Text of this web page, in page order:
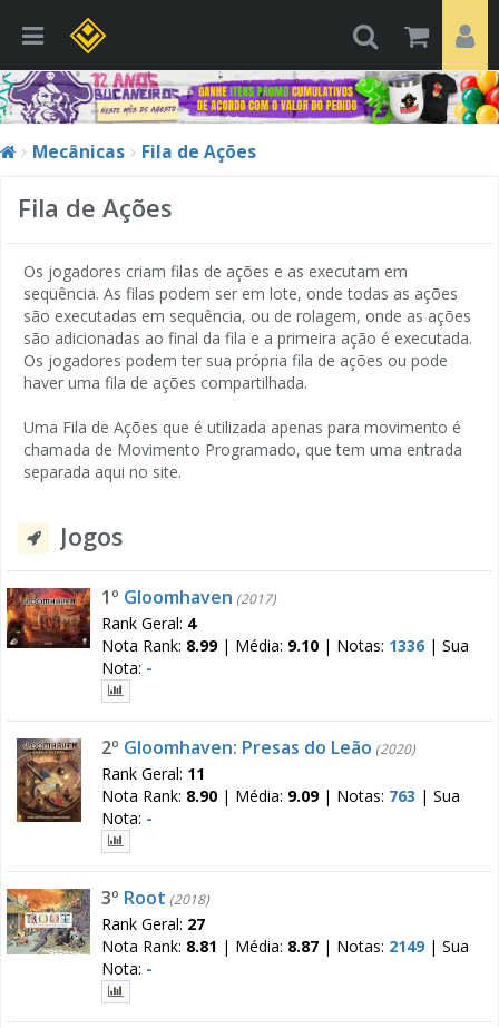
Mecânicas Fila de Ações
Fila de Ações
Os jogadores criam filas de ações e as executam em
sequência. As filas podem ser em lote, onde todas as ações
são executadas em sequência, ou de rolagem, onde as ações
são adicionadas ao final da fila e a primeira ação é executada.
Os jogadores podem ter sua própria fila de ações ou pode
haver uma fila de ações compartilhada.
Uma Fila de Ações que é utilizada apenas para movimento é
chamada de Movimento Programado, que tem uma entrada
separada aqui no site.
Jogos
1º Gloomhaven (2017)
Rank Geral: 4
Nota Rank: 8.99| Média: 9.10 | Notas: 1336 | Sua
Nota: -
2º Gloomhaven: Presas do Leão (2020)
Rank Geral: 11
Nota Rank: 8.90 | Média: 9.09| Notas: 763 | Sua
Nota: -
3º Root (2018)
Rank Geral: 27
Nota Rank: 8.81 | Média: 8.87 | Notas: 2149 | Sua
Nota: -